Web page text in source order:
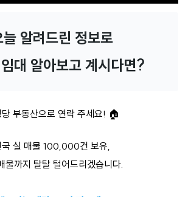
늘 알려드린 정보로
대 알아보고 계시다면?
부동산으로 연락 주세요! 🏠
국 실 매물 100,000건 보유,
물까지 탈탈 털어드리겠습니다.